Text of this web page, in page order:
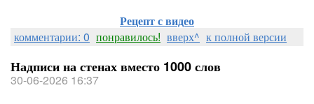
Рецепт с видео
комментарии: 0 понравилось! вверх^ к полной версии
Надписи на стенах вместо 1000 слов
30-06-2026 16:37